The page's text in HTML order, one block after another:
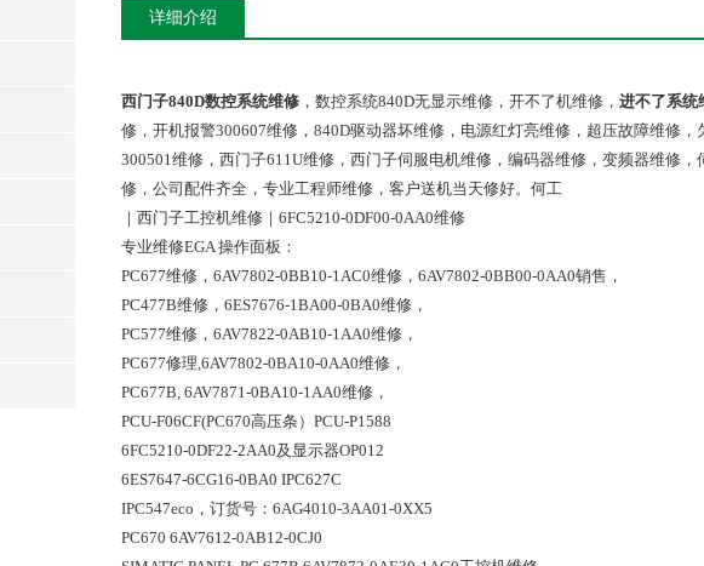
详细介绍
西门子840D数控系统维修 ，数控系统840D无显示维修，开不了机维修， 进不了系统
修，开机报警300607维修，840D驱动器坏维修，电源红灯亮维修，超压故障维修
300501维修，西门子611U维修，西门子伺服电机维修，编码器维修，变频器维修
修，公司配件齐全，专业工程师维修，客户送机当天修好。何工
｜西门子工控机维修｜6FC5210-0DF00-0AA0维修
专业维修EGA 操作面板：
PC677维修，6AV7802-0BB10-1AC0维修，6AV7802-0BB00-0AA0销售，
PC477B维修，6ES7676-1BA00-0BA0维修，
PC577维修，6AV7822-0AB10-1AA0维修，
PC677修理,6AV7802-0BA10-0AA0维修，
PC677B, 6AV7871-0BA10-1AA0维修，
PCU-F06CF(PC670高压条）PCU-P1588
6FC5210-0DF22-2AA0及显示器OP012
6ES7647-6CG16-0BA0 IPC627C
IPC547eco，订货号：6AG4010-3AA01-0XX5
PC670 6AV7612-0AB12-0CJ0